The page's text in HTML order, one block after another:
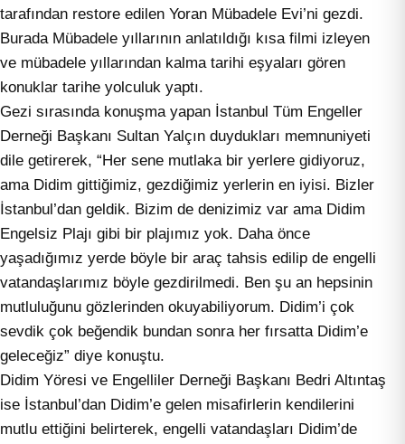
tarafından restore edilen Yoran Mübadele Evi’ni gezdi.
Burada Mübadele yıllarının anlatıldığı kısa filmi izleyen
ve mübadele yıllarından kalma tarihi eşyaları gören
konuklar tarihe yolculuk yaptı.
Gezi sırasında konuşma yapan İstanbul Tüm Engeller
Derneği Başkanı Sultan Yalçın duydukları memnuniyeti
dile getirerek, “Her sene mutlaka bir yerlere gidiyoruz,
ama Didim gittiğimiz, gezdiğimiz yerlerin en iyisi. Bizler
İstanbul’dan geldik. Bizim de denizimiz var ama Didim
Engelsiz Plajı gibi bir plajımız yok. Daha önce
yaşadığımız yerde böyle bir araç tahsis edilip de engelli
vatandaşlarımız böyle gezdirilmedi. Ben şu an hepsinin
mutluluğunu gözlerinden okuyabiliyorum. Didim’i çok
sevdik çok beğendik bundan sonra her fırsatta Didim’e
geleceğiz” diye konuştu.
Didim Yöresi ve Engelliler Derneği Başkanı Bedri Altıntaş
ise İstanbul’dan Didim’e gelen misafirlerin kendilerini
mutlu ettiğini belirterek, engelli vatandaşları Didim’de